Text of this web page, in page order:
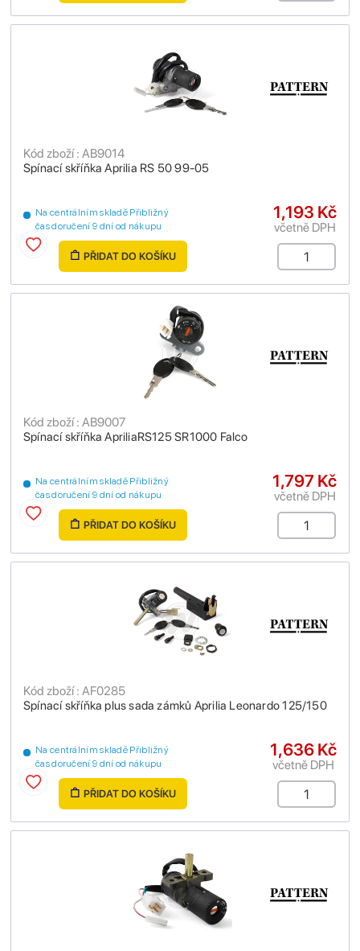
Spínací skříňka Aprilia RS 50 99-05
Kód zboží : AB9014
Na centrálním skladě Přibližný
čas doručení 9 dní od nákupu
1,193 Kč
včetně DPH
PŘIDAT DO KOŠÍKU
Spínací skříňka ApriliaRS125 SR1000 Falco
Kód zboží : AB9007
Na centrálním skladě Přibližný
čas doručení 9 dní od nákupu
1,797 Kč
včetně DPH
PŘIDAT DO KOŠÍKU
Spínací skříňka plus sada zámků Aprilia Leonardo 125/150
Kód zboží : AF0285
Na centrálním skladě Přibližný
čas doručení 9 dní od nákupu
1,636 Kč
včetně DPH
PŘIDAT DO KOŠÍKU